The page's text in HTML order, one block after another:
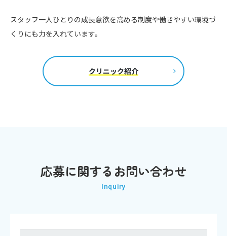
スタッフ一人ひとりの成長意欲を高める制度や働きやすい環境づ
くりにも力を入れています。
クリニック紹介
応募に関するお問い合わせ
Inquiry